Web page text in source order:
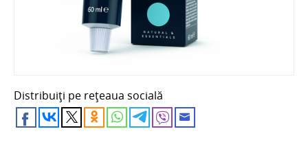
Distribuiți pe rețeaua socială